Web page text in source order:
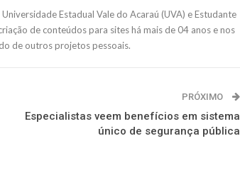
Estadual Vale do Acaraú (UVA) e Estudante
de conteúdos para sites há mais de 04 anos e nos
de outros projetos pessoais.
PRÓXIMO
Especialistas veem benefícios em sistema
único de segurança pública